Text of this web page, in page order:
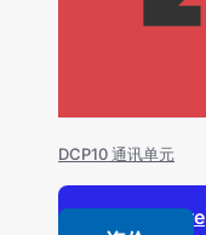
DCP10 通讯单元
Read more